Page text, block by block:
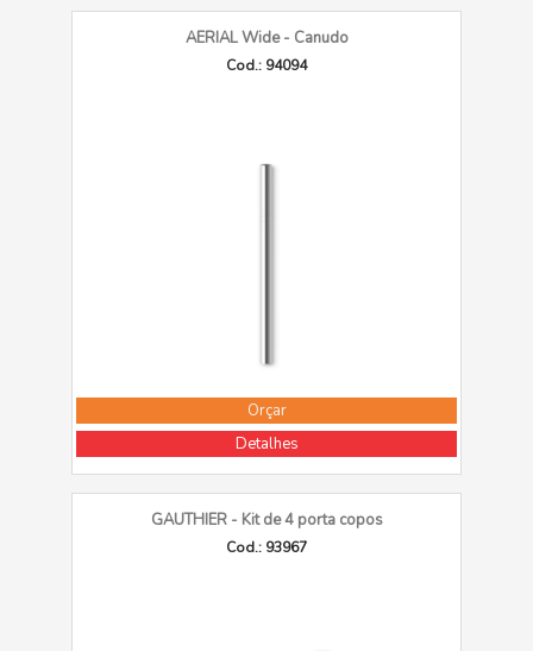
AERIAL Wide - Canudo
Cod.: 94094
Orçar
Detalhes
GAUTHIER - Kit de 4 porta copos
Cod.: 93967